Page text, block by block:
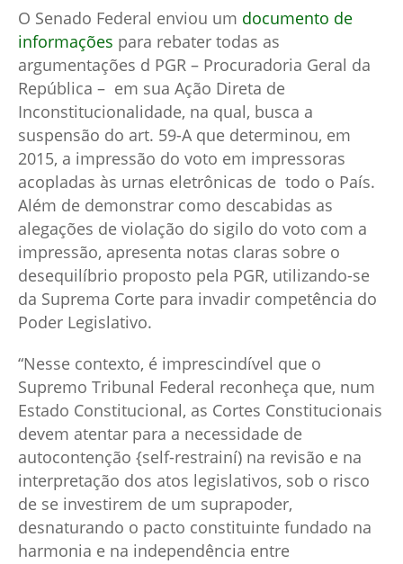
O Senado Federal enviou um documento de
informações para rebater todas as
argumentações d PGR – Procuradoria Geral da
República – em sua Ação Direta de
Inconstitucionalidade, na qual, busca a
suspensão do art. 59-A que determinou, em
2015, a impressão do voto em impressoras
acopladas às urnas eletrônicas de todo o País.
Além de demonstrar como descabidas as
alegações de violação do sigilo do voto com a
impressão, apresenta notas claras sobre o
desequilíbrio proposto pela PGR, utilizando-se
da Suprema Corte para invadir competência do
Poder Legislativo.
“Nesse contexto, é imprescindível que o
Supremo Tribunal Federal reconheça que, num
Estado Constitucional, as Cortes Constitucionais
devem atentar para a necessidade de
autocontenção {self-restrainí) na revisão e na
interpretação dos atos legislativos, sob o risco
de se investirem de um suprapoder,
desnaturando o pacto constituinte fundado na
harmonia e na independência entre